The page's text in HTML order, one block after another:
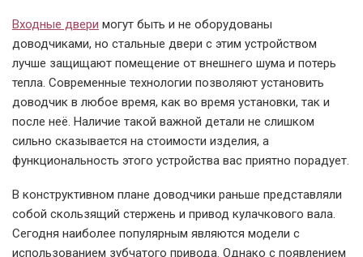
Входные двери могут быть и не оборудованы
доводчиками, но стальные двери с этим устройством
лучше защищают помещение от внешнего шума и потерь
тепла. Современные технологии позволяют установить
доводчик в любое время, как во время установки, так и
после неё. Наличие такой важной детали не слишком
сильно сказывается на стоимости изделия, а
функциональность этого устройства вас приятно порадует.
В конструктивном плане доводчики раньше представляли
собой скользящий стержень и привод кулачкового вала.
Сегодня наиболее популярным являются модели с
использованием зубчатого привода. Однако с появлением